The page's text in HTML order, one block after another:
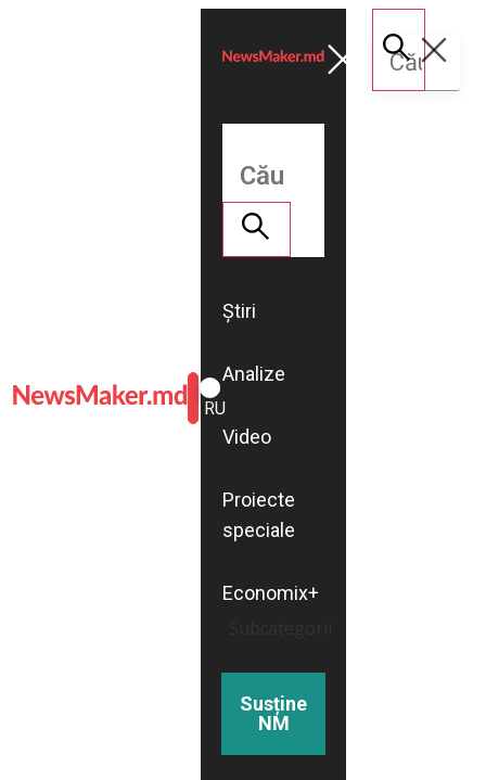
ROMÂNĂ
RU
Știri
Analize
Video
Proiecte
speciale
Economix+
Susține
NM